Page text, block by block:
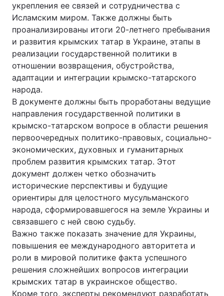
укрепления ее связей и сотрудничества с
Исламским миром. Также должны быть
проанализированы итоги 20-летнего пребывания
и развития крымских татар в Украине, этапы в
реализации государственной политики в
отношении возвращения, обустройства,
адаптации и интеграции крымско-татарского
народа.
В документе должны быть проработаны ведущие
направления государственной политики в
крымско-татарском вопросе в области решения
первоочередных политико-правовых, социально-
экономических, духовных и гуманитарных
проблем развития крымских татар. Этот
документ должен четко обозначить
исторические перспективы и будущие
ориентиры для целостного мусульманского
народа, сформировавшегося на земле Украины и
связавшего с ней свою судьбу.
Важно также показать значение для Украины,
повышения ее международного авторитета и
роли в мировой политике факта успешного
решения сложнейших вопросов интеграции
крымских татар в украинское общество.
Кроме того, эксперты рекомендуют разработать